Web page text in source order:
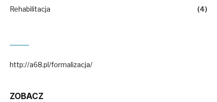
Rehabilitacja
(4)
http://a68.pl/formalizacja/
ZOBACZ